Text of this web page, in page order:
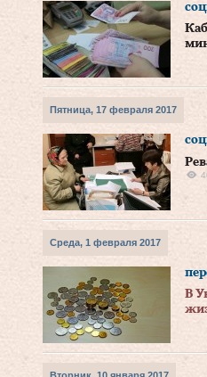
Пятница, 17 февраля 2017
Среда, 1 февраля 2017
В